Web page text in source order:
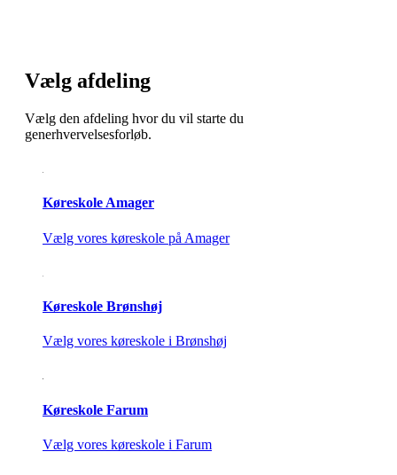
Vælg afdeling
Vælg den afdeling hvor du vil starte du
generhvervelsesforløb.
Køreskole Amager
Vælg vores køreskole på Amager
Køreskole Brønshøj
Vælg vores køreskole i Brønshøj
Køreskole Farum
Vælg vores køreskole i Farum